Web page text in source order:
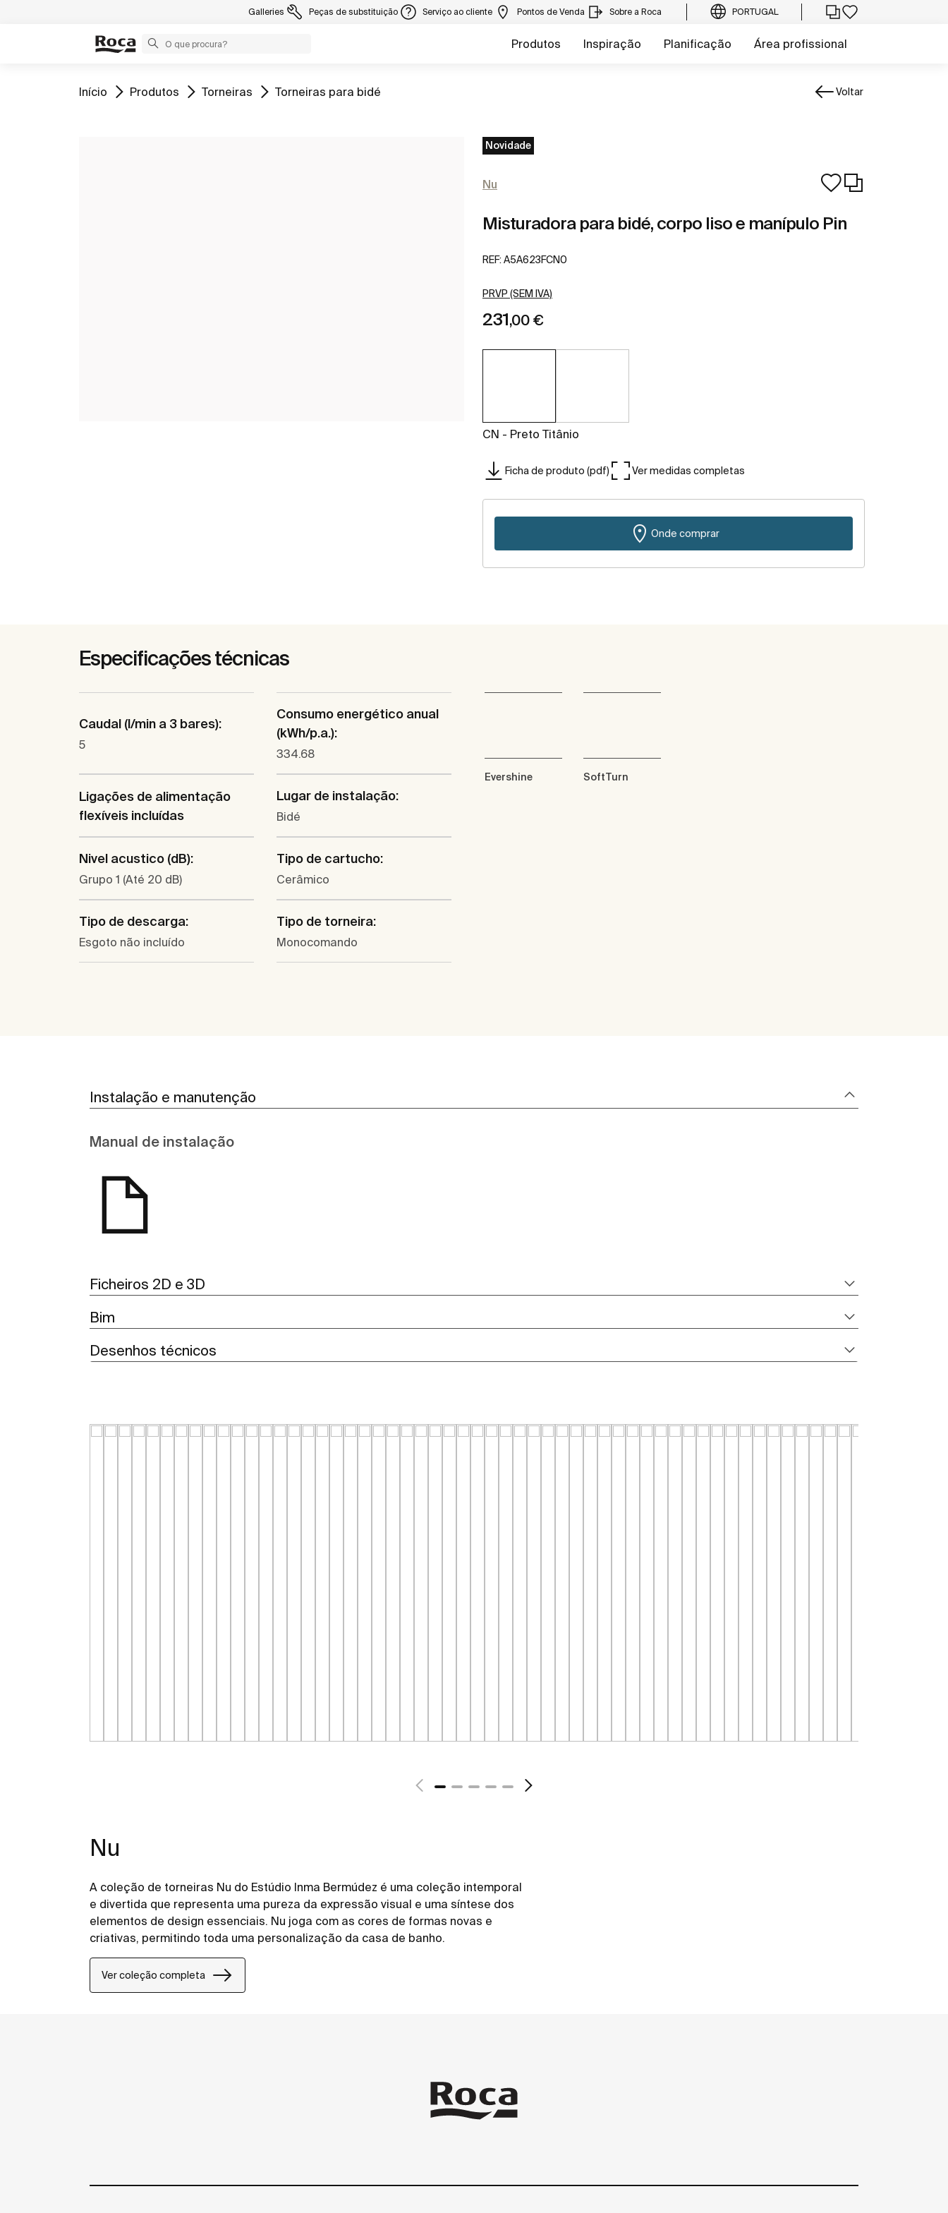
Galleries Peças de substituição Serviço ao cliente Pontos de Venda Sobre a Roca PORTUGAL
Produtos Inspiração Planificação Área profissional
Ir para
Início Ir para
Produtos Ir para
Torneiras Ir para
Torneiras para bidé Voltar
Novidade
Nu
Misturadora para bidé, corpo liso e manípulo Pin
REF: A5A623FCN0
PRVP (SEM IVA)
231,00 €
CN - Preto Titânio
Ficha de produto (pdf) Ver medidas completas
Onde comprar
Especificações técnicas
Caudal (l/min a 3 bares):
5
Consumo energético anual
(kWh/p.a.):
334.68
Ligações de alimentação
flexíveis incluídas
Lugar de instalação:
Bidé
Nivel acustico (dB):
Grupo 1 (Até 20 dB)
Tipo de cartucho:
Cerâmico
Tipo de descarga:
Esgoto não incluído
Tipo de torneira:
Monocomando
Evershine SoftTurn
Instalação e manutenção
Manual de instalação
Ficheiros 2D e 3D
Bim
Desenhos técnicos
Nu
A coleção de torneiras Nu do Estúdio Inma Bermúdez é uma coleção intemporal
e divertida que representa uma pureza da expressão visual e uma síntese dos
elementos de design essenciais. Nu joga com as cores de formas novas e
criativas, permitindo toda uma personalização da casa de banho.
Ver coleção completa